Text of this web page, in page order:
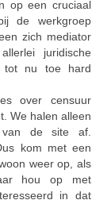
op een cruciaal
de werkgroep
zich mediator
juridische
tot nu toe hard
over censuur
We halen alleen
de site af.
kom met een
weer op, als
hou op met
in dat